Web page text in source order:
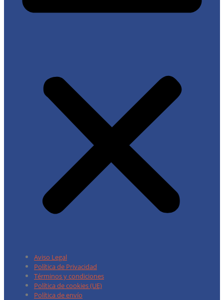
Aviso Legal
Política de Privacidad
Términos y condiciones
Política de cookies (UE)
Política de envío